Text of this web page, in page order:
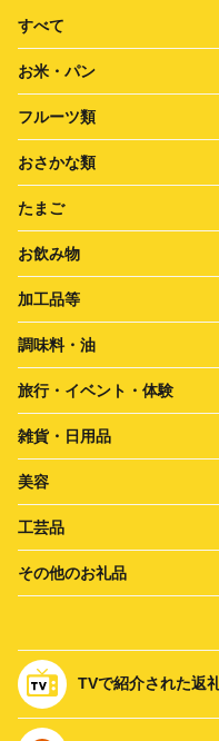
すべて
お米・パン
フルーツ類
おさかな類
たまご
お飲み物
加工品等
調味料・油
旅行・イベント・体験
雑貨・日用品
美容
工芸品
その他のお礼品
TVで紹介された返